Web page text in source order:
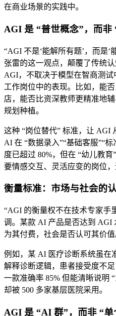
在商业场景的实践中。
AGI 是 “普世概念”，而非
“AGI 不是‘能解所有题’，而是‘
张雷的这一观点，颠覆了传统
AGI，不取决于模型在智商测
工作岗位中的表现。比如，能
店，能否比资深教师更精准地
规划种植。
这种 “岗位替代” 标准，让 AGI
AI 在 “数据录入”“基础客服”“
度已超过 80%，但在 “幼儿教育
要情感交互、灵活应变的岗位，
衡量标准：市场与社会的
“AGI 的衡量权不在技术专家手
调。某款 AI 产品是否达到 AGI
为其付费，社会是否认可其价值
例如，某 AI 医疗诊断系统虽在
解释诊断逻辑，患者接受度不
一款准确率 85% 但能清晰说明
却被 500 多家基层医院采用。
AGI 是 “AI 群”，而非 “单